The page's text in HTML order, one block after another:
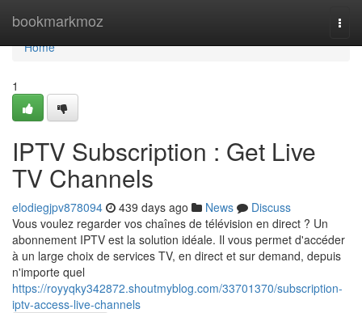
bookmarkmoz
Home
Home
1
IPTV Subscription : Get Live
TV Channels
elodiegjpv878094 439 days ago News
Discuss
Vous voulez regarder vos chaînes de télévision en direct ? Un
abonnement IPTV est la solution idéale. Il vous permet d'accéder
à un large choix de services TV, en direct et sur demand, depuis
n'importe quel
https://royyqky342872.shoutmyblog.com/33701370/subscription-
iptv-access-live-channels